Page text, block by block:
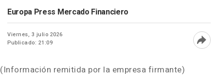
Europa Press Mercado Financiero
Viernes, 3 julio 2026
Publicado: 21:09
(Información remitida por la empresa firmante)